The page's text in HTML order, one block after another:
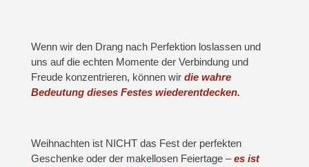
Wenn wir den Drang nach Perfektion loslassen und
uns auf die echten Momente der Verbindung und
Freude konzentrieren, können wir die wahre
Bedeutung dieses Festes wiederentdecken.
Weihnachten ist NICHT das Fest der perfekten
Geschenke oder der makellosen Feiertage –es ist